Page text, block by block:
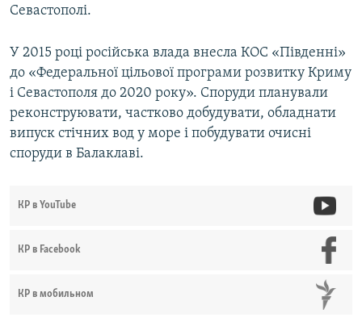
Севастополі.
У 2015 році російська влада внесла КОС «Південні»
до «Федеральної цільової програми розвитку Криму
і Севастополя до 2020 року». Споруди планували
реконструювати, частково добудувати, обладнати
випуск стічних вод у море і побудувати очисні
споруди в Балаклаві.
КР в YouTube
КР в Facebook
КР в мобильном